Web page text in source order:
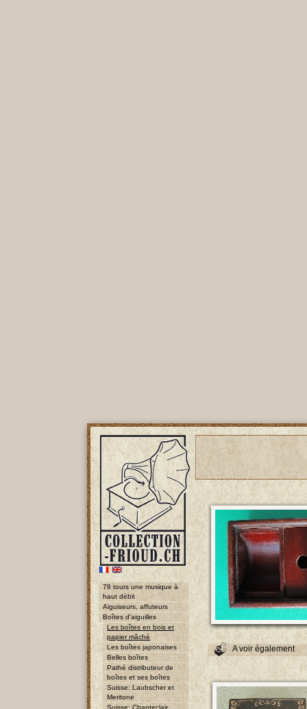
78 tours une musique à
haut débit
Aiguiseurs, affuteurs
Boîtes d'aiguilles
Les boîtes en bois et
papier mâché
Les boîtes japonaises
Belles boîtes
Pathé distributeur de
boîtes et ses boîtes
Suisse: Laubscher et
Meritone
Suisse: Chanteclair,
A voir également